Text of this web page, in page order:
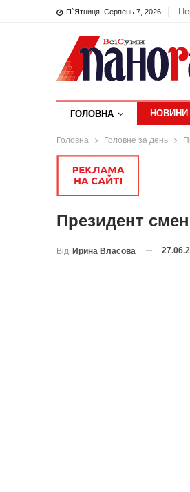
П`ятниця, Серпень 7, 2026
ГОЛОВНА НОВИНИ
Головна Головне за день
Президент
Від Ирина Власова